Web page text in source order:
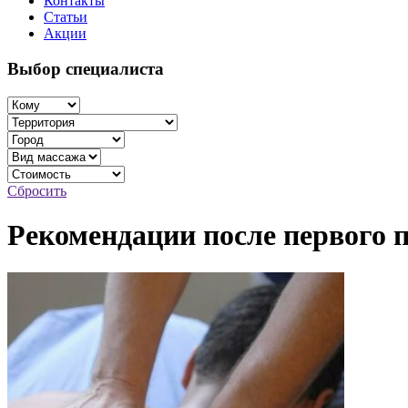
Статьи
Акции
Выбор специалиста
Сбросить
Рекомендации после первого